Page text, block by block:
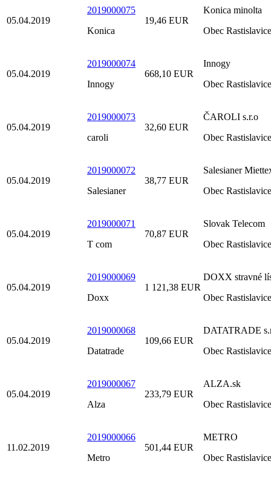
05.04.2019
2019000075
Konica
19,46 EUR
Konica minolta
Obec Rastislavice
05.04.2019
2019000074
Innogy
668,10 EUR
Innogy
Obec Rastislavice
05.04.2019
2019000073
caroli
32,60 EUR
ČAROLI s.r.o
Obec Rastislavice
05.04.2019
2019000072
Salesianer
38,77 EUR
Salesianer
Obec Rastislavice
05.04.2019
2019000071
T com
70,87 EUR
Slovak Telecom
Obec Rastislavice
05.04.2019
2019000069
Doxx
1 121,38 EUR
DOXX stravné
Obec Rastislavice
05.04.2019
2019000068
Datatrade
109,66 EUR
DATATRADE
Obec Rastislavice
05.04.2019
2019000067
Alza
233,79 EUR
ALZA.sk
Obec Rastislavice
11.02.2019
2019000066
Metro
501,44 EUR
METRO
Obec Rastislavice